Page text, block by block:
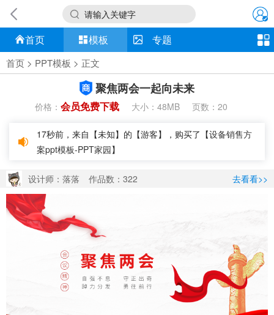
请输入关键字
首页 模板 专题
首页 > PPT模板 > 正文
聚焦两会一起向未来
价格： 会员免费下载 大小： 48MB 页数： 20
17秒前，来自【未知】的【游客】，购买了【设备销售方
案ppt模板-PPT家园】
设计师：落落 作品数：322 去看看>>